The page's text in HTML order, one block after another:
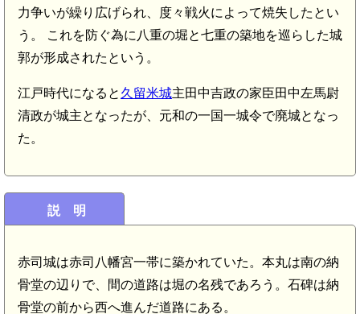
力争いが繰り広げられ、度々戦火によって焼失したとい
う。 これを防ぐ為に八重の堀と七重の築地を巡らした城
郭が形成されたという。
江戸時代になると 久留米城主田中吉政の家臣田中左馬尉
清政が城主となったが、元和の一国一城令で廃城となっ
た。
説 明
赤司城は赤司八幡宮一帯に築かれていた。本丸は南の納
骨堂の辺りで、間の道路は堀の名残であろう。石碑は納
骨堂の前から西へ進んだ道路にある。